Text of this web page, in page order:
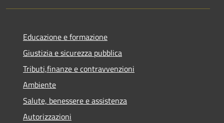
Educazione e formazione
Giustizia e sicurezza pubblica
Tributi,finanze e contravvenzioni
Ambiente
Salute, benessere e assistenza
Autorizzazioni